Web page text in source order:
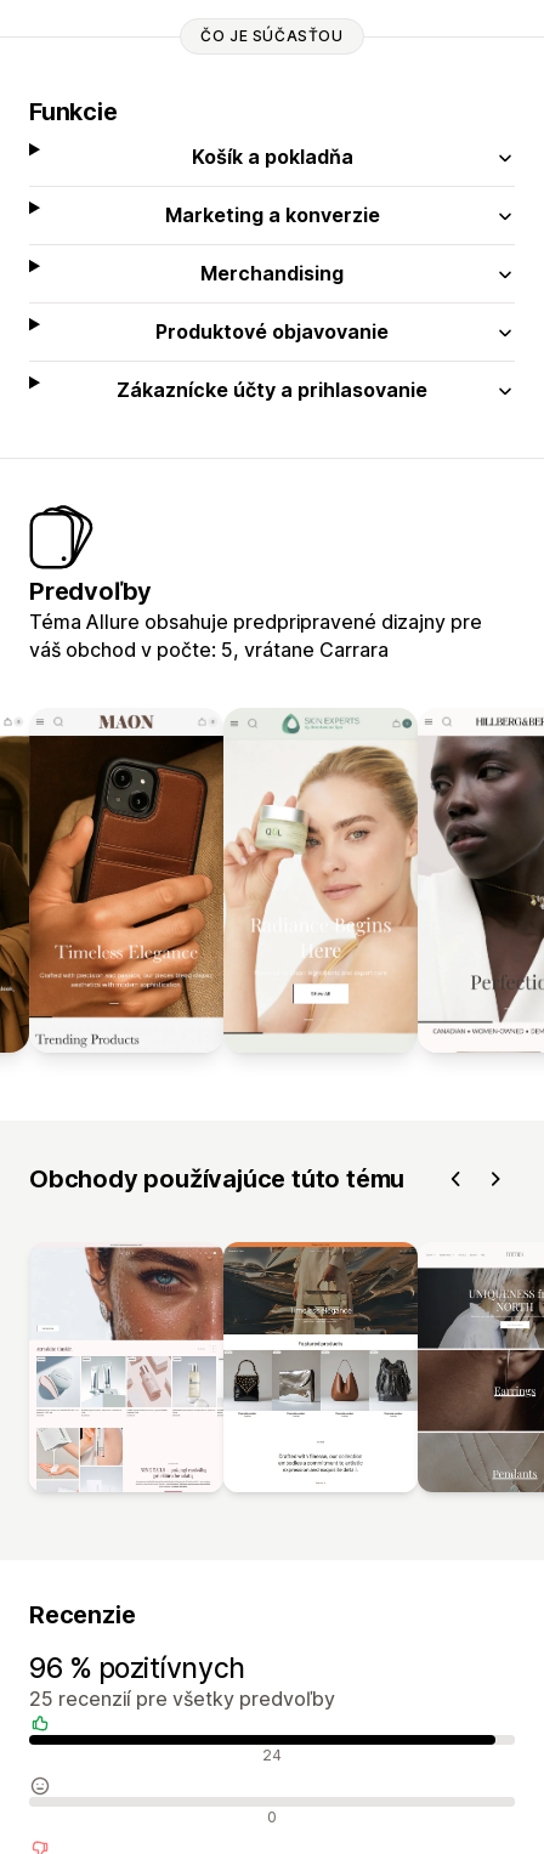
ČO JE SÚČASŤOU
Funkcie
Košík a pokladňa
Marketing a konverzie
Merchandising
Produktové objavovanie
Zákaznícke účty a prihlasovanie
Predvoľby
Téma Allure obsahuje predpripravené dizajny pre
váš obchod v počte: 5, vrátane Carrara
Obchody používajúce túto tému
Recenzie
96 % pozitívnych
25 recenzií pre všetky predvoľby
Pozitívne recenzie 24
Neutrálne recenzie 0